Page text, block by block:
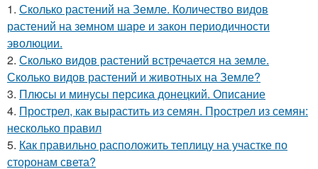
1. Сколько растений на Земле. Количество видов
растений на земном шаре и закон периодичности
эволюции.
2. Сколько видов растений встречается на земле.
Сколько видов растений и животных на Земле?
3. Плюсы и минусы персика донецкий. Описание
4. Прострел, как вырастить из семян. Прострел из семян:
несколько правил
5. Как правильно расположить теплицу на участке по
сторонам света?